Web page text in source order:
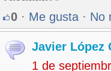
0 · Me gusta · No
Javier López
1 de